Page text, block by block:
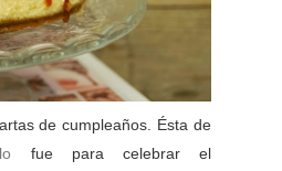
de cumpleaños. Ésta de
fue para celebrar el